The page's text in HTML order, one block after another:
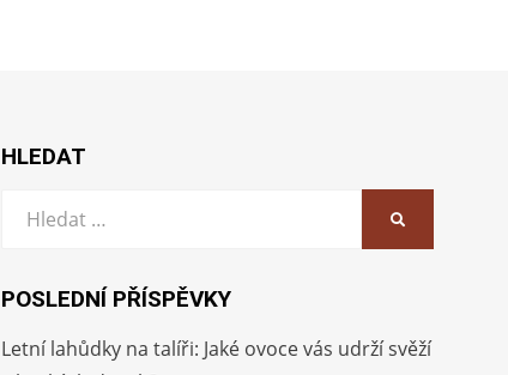
HLEDAT
Vyhledat:
POSLEDNÍ PŘÍSPĚVKY
Letní lahůdky na talíři: Jaké ovoce vás udrží svěží